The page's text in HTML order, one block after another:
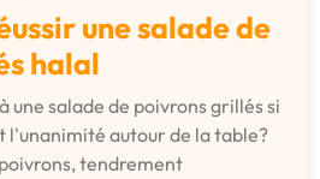
une salade de
halal
une salade de poivrons grillés si
l'unanimité autour de la table?
tendrement